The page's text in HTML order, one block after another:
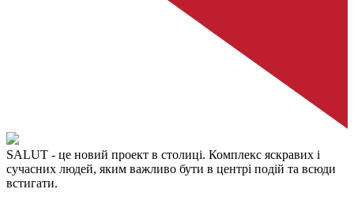
SALUT - це новий проект в столиці. Комплекс яскравих і
сучасних людей, яким важливо бути в центрі подій та всюди
встигати.